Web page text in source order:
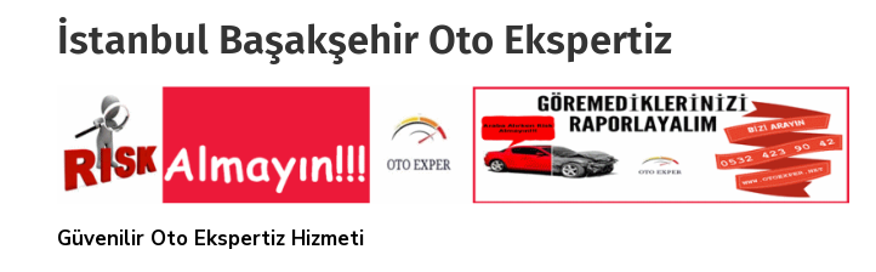
İstanbul Başakşehir Oto Ekspertiz
Güvenilir Oto Ekspertiz Hizmeti